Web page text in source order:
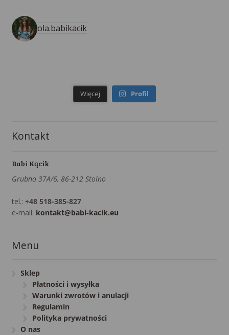
ola.babikacik
Więcej Profil
Kontakt
Babi Kącik
Grubno 37A/6, 86-212 Stolno
tel.: +48 518-385-827
e-mail: kontakt@babi-kacik.eu
Menu
Sklep
Płatności i wysyłka
Warunki zwrotów i anulacji
Regulamin
Polityka prywatności
O nas